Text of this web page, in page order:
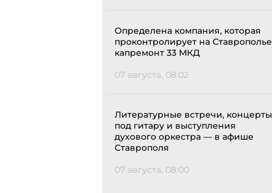
Определена компания, которая
проконтролирует на Ставрополье
капремонт 33 МКД
07 августа, 08:02
Литературные встречи, концерты
под гитару и выступления
духового оркестра — в афише
Ставрополя
07 августа, 08:00